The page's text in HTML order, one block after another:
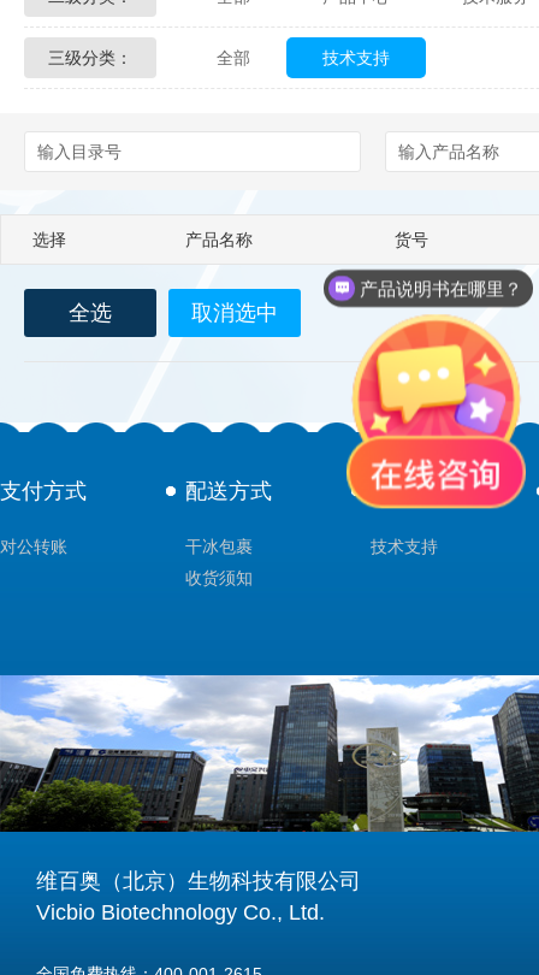
Affinity Biologicals
Berry & Associates
LGC Maine Standards Biolife
AbD Serotec
配送方式 售后服务
三级分类： 全部 技术支持
选择 产品名称 货号
全选 取消选中
支付方式
对公转账
配送方式
干冰包裹
收货须知
售后服务
技术支持
维百奥（北京）生物科技有限公司
Vicbio Biotechnology Co., Ltd.
产品说明书在哪里？